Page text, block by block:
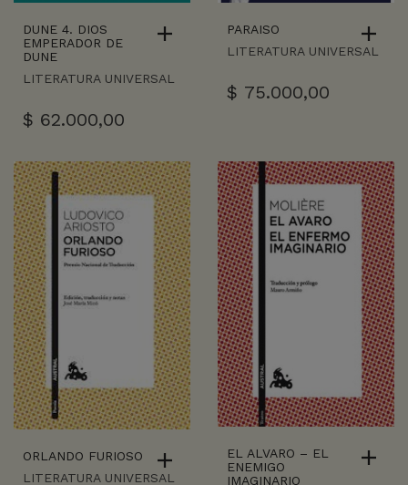
DUNE 4. DIOS
EMPERADOR DE
DUNE
LITERATURA UNIVERSAL
$ 62.000,00
PARAISO
LITERATURA UNIVERSAL
$ 75.000,00
ORLANDO FURIOSO
LITERATURA UNIVERSAL
EL ALVARO – EL
ENEMIGO
IMAGINARIO